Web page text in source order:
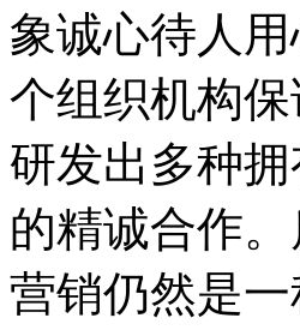
象诚心待人
个组织机构
研发出多种
的精诚合作
营销仍然是